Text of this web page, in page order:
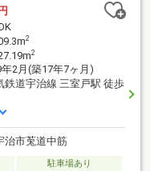
2
2
2月(築17年7ヶ月)
鉄道宇治線 三室戸駅 徒歩
治市莵道中筋
駐車場あり